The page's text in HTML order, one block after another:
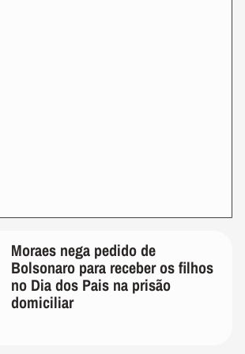
Moraes nega pedido de
Bolsonaro para receber os filhos
no Dia dos Pais na prisão
domiciliar